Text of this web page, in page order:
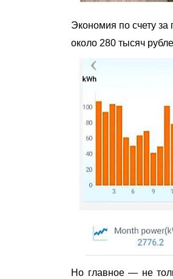
Экономия по счету за
около 280 тысяч
Но главное — не